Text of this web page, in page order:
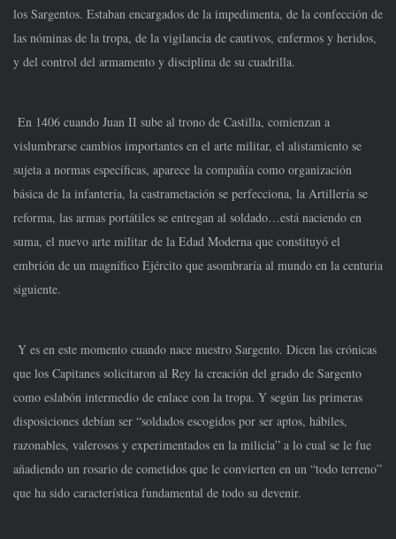
los Sargentos. Estaban encargados de la impedimenta, de la confección de
las nóminas de la tropa, de la vigilancia de cautivos, enfermos y heridos,
y del control del armamento y disciplina de su cuadrilla.
En 1406 cuando Juan II sube al trono de Castilla, comienzan a
vislumbrarse cambios importantes en el arte militar, el alistamiento se
sujeta a normas específicas, aparece la compañía como organización
básica de la infantería, la castrametación se perfecciona, la Artillería se
reforma, las armas portátiles se entregan al soldado…está naciendo en
suma, el nuevo arte militar de la Edad Moderna que constituyó el
embrión de un magnífico Ejército que asombraría al mundo en la centuria
siguiente.
Y es en este momento cuando nace nuestro Sargento. Dicen las crónicas
que los Capitanes solicitaron al Rey la creación del grado de Sargento
como eslabón intermedio de enlace con la tropa. Y según las primeras
disposiciones debían ser “soldados escogidos por ser aptos, hábiles,
razonables, valerosos y experimentados en la milicia” a lo cual se le fue
añadiendo un rosario de cometidos que le convierten en un “todo terreno”
que ha sido característica fundamental de todo su devenir.